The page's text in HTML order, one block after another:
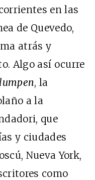
en las
de Quevedo,
atrás y
Algo así ocurre
, la
a la
que
y ciudades
Nueva York,
como